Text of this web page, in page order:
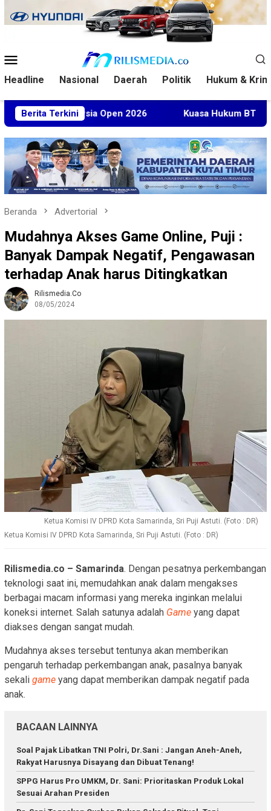
ke
Mobile
Headline Nasional Daerah Politik Hukum &
Berita Terkini
Open 2026 Kuasa Hukum BT Minta
Beranda Advertorial
Mudahnya Akses Game Online, Puji :
Banyak Dampak Negatif, Pengawasan
terhadap Anak harus Ditingkatkan
Rilismedia.co
08/05/2024
Ketua Komisi IV DPRD Kota Samarinda, Sri Puji Astuti. (Foto : DR)
Ketua Komisi IV DPRD Kota Samarinda, Sri Puji Astuti. (Foto : DR)
Rilismedia.co – Samarinda. Dengan pesatnya perkembangan
teknologi saat ini, memudahkan anak dalam mengakses
berbagai macam informasi yang mereka inginkan melalui
koneksi internet. Salah satunya adalah Game yang dapat
diakses dengan sangat mudah.
Mudahnya akses tersebut tentunya akan memberikan
pengaruh terhadap perkembangan anak, pasalnya banyak
sekali game yang dapat memberikan dampak negatif pada
anak.
BACAAN LAINNYA
Soal Pajak Libatkan TNI Polri, Dr.Sani : Jangan Aneh-Aneh,
Rakyat Harusnya Disayang dan Dibuat Tenang!
SPPG Harus Pro UMKM, Dr. Sani: Prioritaskan Produk Lokal
Sesuai Arahan Presiden